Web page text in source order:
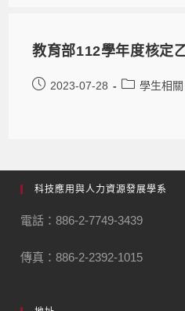
教育部112學年度核定
2023-07-28 學生相關
科技應用與人力資源發展學系
電話：886-2-7749-3439
傳真：886-2-2392-1015